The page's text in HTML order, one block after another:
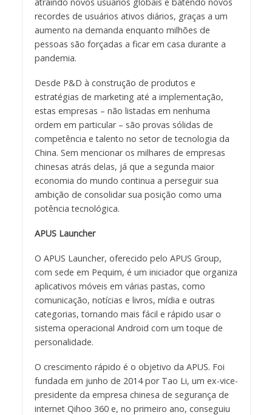
recordes de usuários ativos diários, graças a um
aumento na demanda enquanto milhões de
pessoas são forçadas a ficar em casa durante a
pandemia.
Desde P&D à construção de produtos e
estratégias de marketing até a implementação,
estas empresas – não listadas em nenhuma
ordem em particular – são provas sólidas de
competência e talento no setor de tecnologia da
China. Sem mencionar os milhares de empresas
chinesas atrás delas, já que a segunda maior
economia do mundo continua a perseguir sua
ambição de consolidar sua posição como uma
potência tecnológica.
APUS Launcher
O APUS Launcher, oferecido pelo APUS Group,
com sede em Pequim, é um iniciador que organiza
aplicativos móveis em várias pastas, como
comunicação, notícias e livros, mídia e outras
categorias, tornando mais fácil e rápido usar o
sistema operacional Android com um toque de
personalidade.
O crescimento rápido é o objetivo da APUS. Foi
fundada em junho de 2014 por Tao Li, um ex-vice-
presidente da empresa chinesa de segurança de
internet Qihoo 360 e, no primeiro ano, conseguiu